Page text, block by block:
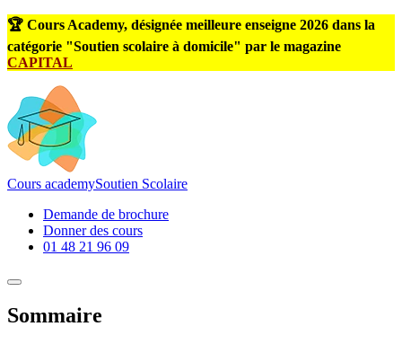
🏆 Cours Academy, désignée meilleure enseigne 2026 dans la
catégorie "Soutien scolaire à domicile" par le magazine
CAPITAL
Cours academySoutien Scolaire
Demande de brochure
Donner des cours
01 48 21 96 09
Sommaire